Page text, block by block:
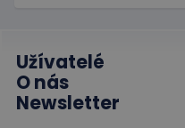
Užívatelé
O nás
Newsletter